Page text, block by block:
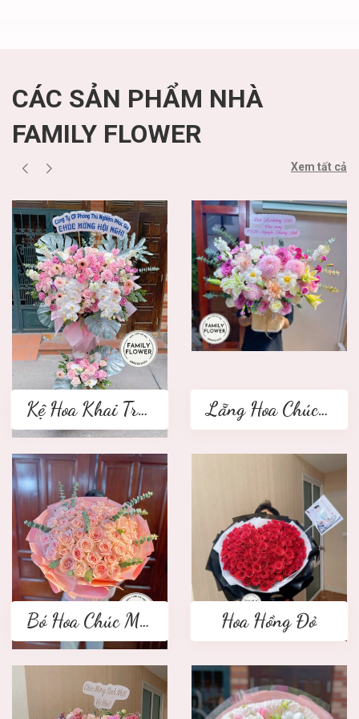
CÁC SẢN PHẨM NHÀ
FAMILY FLOWER
Xem tất cả
Kệ Hoa Khai Trương 2 tầng Lẵng Hoa Chúc Mừng
Bó Hoa Chúc Mừng Hoa Hồng Đỏ